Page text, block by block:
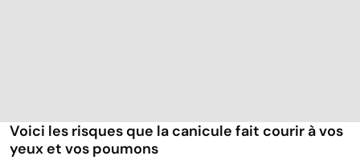
Voici les risques que la canicule fait courir à vos
yeux et vos poumons